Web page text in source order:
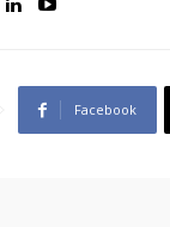
Facebook